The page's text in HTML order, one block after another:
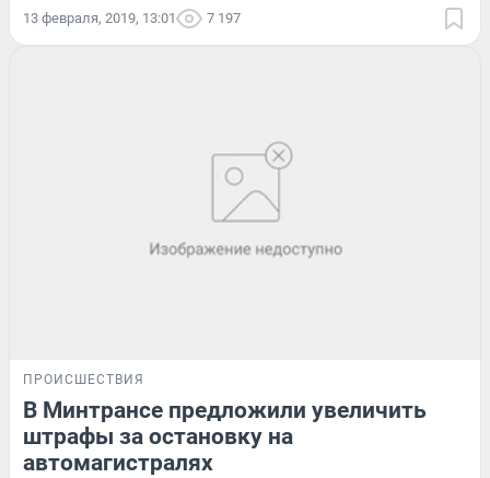
13 февраля, 2019, 13:01 7 197
ПРОИСШЕСТВИЯ
В Минтрансе предложили увеличить
штрафы за остановку на
автомагистралях